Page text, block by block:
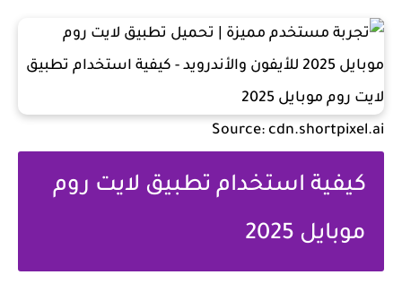
Source: cdn.shortpixel.ai
كيفية استخدام تطبيق لايت روم
موبايل 2025